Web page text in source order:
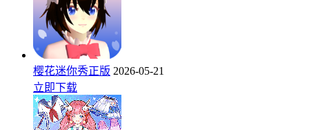
樱花迷你秀正版 2026-05-21
立即下载